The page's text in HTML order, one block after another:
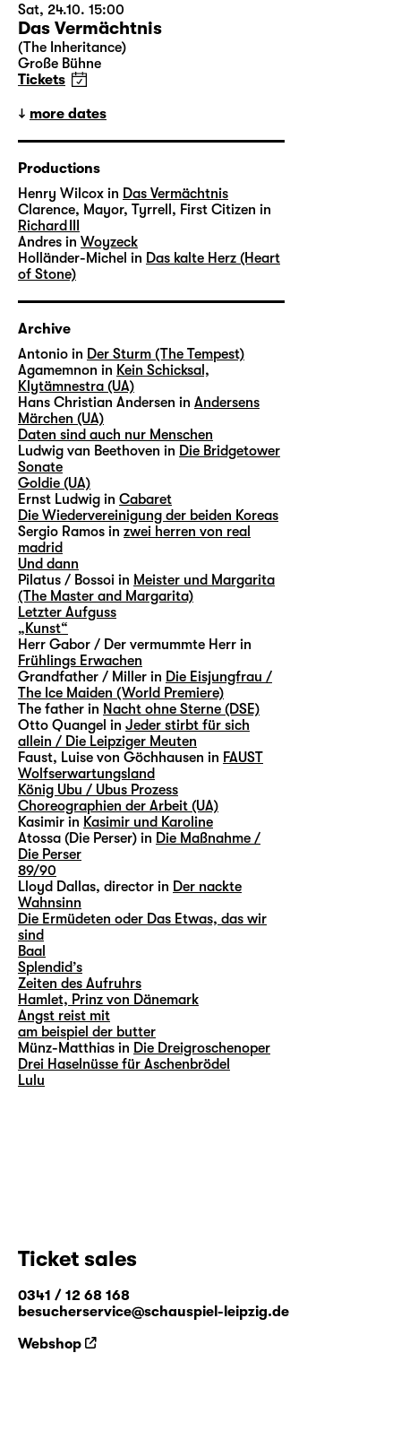
Sat, 24.10. 15:00
Das Vermächtnis
(The Inheritance)
Große Bühne
Tickets
more dates
Productions
Henry Wilcox in Das Vermächtnis
Clarence, Mayor, Tyrrell, First Citizen in
Richard III
Andres in Woyzeck
Holländer-Michel in Das kalte Herz (Heart
of Stone)
Archive
Antonio in Der Sturm (The Tempest)
Agamemnon in Kein Schicksal,
Klytämnestra (UA)
Hans Christian Andersen in Andersens
Märchen (UA)
Daten sind auch nur Menschen
Ludwig van Beethoven in Die Bridgetower
Sonate
Goldie (UA)
Ernst Ludwig in Cabaret
Die Wiedervereinigung der beiden Koreas
Sergio Ramos in zwei herren von real
madrid
Und dann
Pilatus / Bossoi in Meister und Margarita
(The Master and Margarita)
Letzter Aufguss
„Kunst“
Herr Gabor / Der vermummte Herr in
Frühlings Erwachen
Grandfather / Miller in Die Eisjungfrau /
The Ice Maiden (World Premiere)
The father in Nacht ohne Sterne (DSE)
Otto Quangel in Jeder stirbt für sich
allein / Die Leipziger Meuten
Faust, Luise von Göchhausen in FAUST
Wolfserwartungsland
König Ubu / Ubus Prozess
Choreographien der Arbeit (UA)
Kasimir in Kasimir und Karoline
Atossa (Die Perser) in Die Maßnahme /
Die Perser
89/90
Lloyd Dallas, director in Der nackte
Wahnsinn
Die Ermüdeten oder Das Etwas, das wir
sind
Baal
Splendid’s
Zeiten des Aufruhrs
Hamlet, Prinz von Dänemark
Angst reist mit
am beispiel der butter
Münz-Matthias in Die Dreigroschenoper
Drei Haselnüsse für Aschenbrödel
Lulu
Ticket sales
0341 / 12 68 168
besucherservice@schauspiel-leipzig.de
Webshop